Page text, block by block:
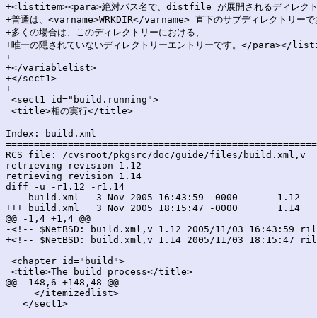
+<listitem><para>絶対パス名で、distfile が展開されるディレクト
+普通は、<varname>WRKDIR</varname> 直下のサブディレクトリーで
+多くの場合は、このディレクトリーにおける、
+唯一の隠されていないディレクトリーエントリーです。</
+
+</variablelist>
+</sect1>
+
<sect1 id="build.running">
<title>相の実行</title>
Index: build.xml
RCS file: /cvsroot/pkgsrc/doc/guide/files/build.xml,v
retrieving revision 1.12
retrieving revision 1.14
diff -u -r1.12 -r1.14
--- build.xml	3 Nov 2005 16:43:59 -0000	1.12
+++ build.xml	3 Nov 2005 18:15:47 -0000	1.14
@@ -1,4 +1,4 @@
-<!-- $NetBSD: build.xml,v 1.12 2005/11/03 16:43:59
+<!-- $NetBSD: build.xml,v 1.14 2005/11/03 18:15:47
<chapter id="build">
<title>The build process</title>
@@ -148,6 +148,48 @@
     </itemizedlist>
   </sect1>